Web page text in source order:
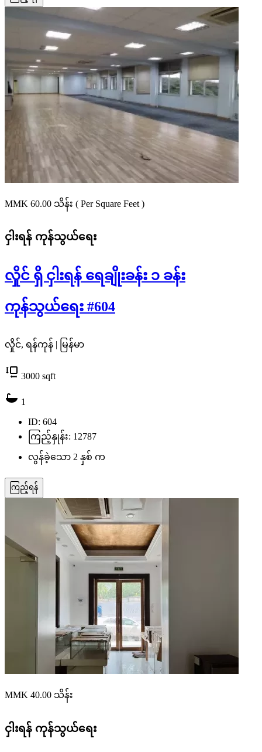
MMK 60.00 သိန်း ( Per Square Feet )
ငှါးရန် ကုန်သွယ်ရေး
လှိုင် ရှိ ငှါးရန် ရေချိုးခန်း ၁ ခန်း
ကုန်သွယ်ရေး #604
လှိုင်, ရန်ကုန် | မြန်မာ
3000 sqft
1
ID: 604
ကြည့်နှုန်း: 12787
လွန်ခဲ့သော 2 နှစ် က
ကြည့်ရန်
MMK 40.00 သိန်း
ငှါးရန် ကုန်သွယ်ရေး